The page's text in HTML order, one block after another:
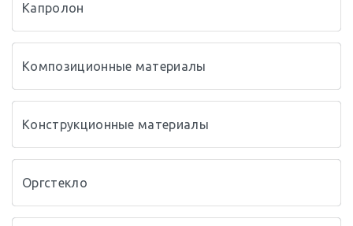
Капролон
Композиционные материалы
Конструкционные материалы
Оргстекло